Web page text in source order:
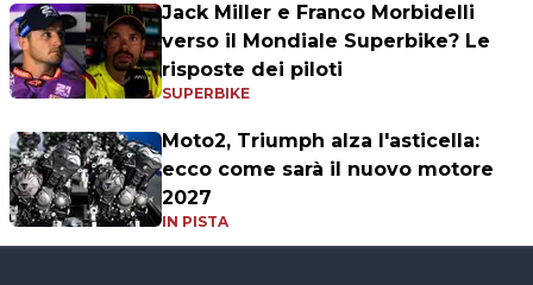
Jack Miller e Franco Morbidelli
verso il Mondiale Superbike? Le
risposte dei piloti
SUPERBIKE
Moto2, Triumph alza l'asticella:
ecco come sarà il nuovo motore
2027
IN PISTA